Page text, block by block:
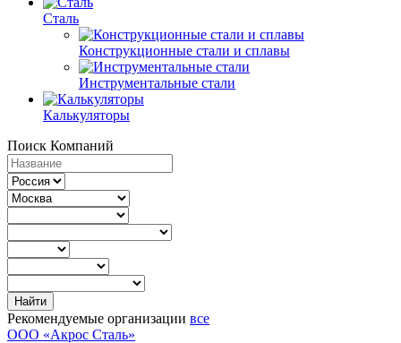
Сталь
Конструкционные стали и сплавы
Инструментальные стали
Калькуляторы
Поиск Компаний
Рекомендуемые организации все
OOO «Акрос Сталь»